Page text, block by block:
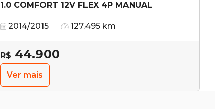
1.0 COMFORT 12V FLEX 4P MANUAL
2014/2015 127.495 km
R$ 44.900
Ver mais